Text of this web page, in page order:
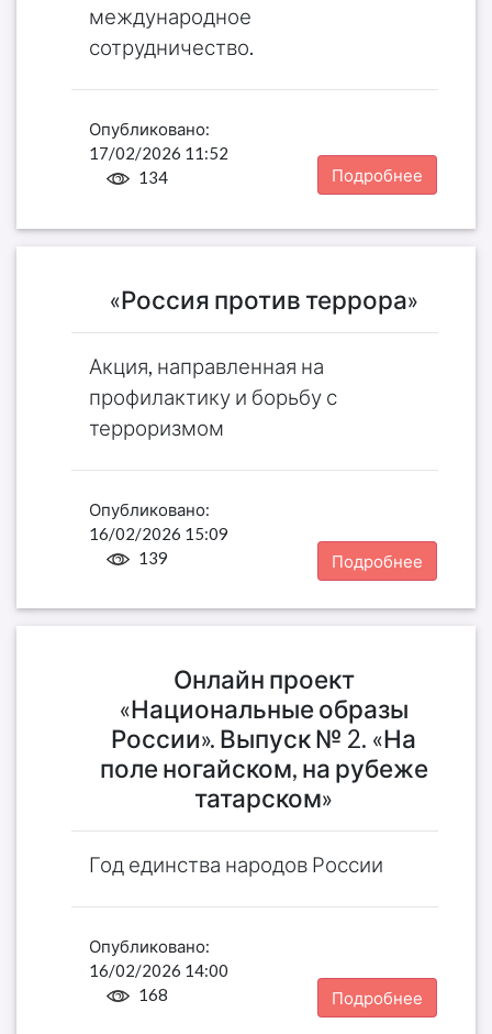
международное
сотрудничество.
Опубликовано:
17/02/2026 11:52
134
Подробнее
«Россия против террора»
Акция, направленная на
профилактику и борьбу с
терроризмом
Опубликовано:
16/02/2026 15:09
139
Подробнее
Онлайн проект
«Национальные образы
России». Выпуск № 2. «На
поле ногайском, на рубеже
татарском»
Год единства народов России
Опубликовано:
16/02/2026 14:00
168
Подробнее